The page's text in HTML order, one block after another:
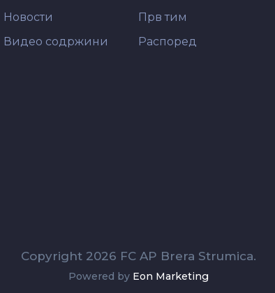
Новости
Прв тим
Видео содржини
Распоред
Copyright 2026 FC AP Brera Strumica.
Powered by Eon Marketing